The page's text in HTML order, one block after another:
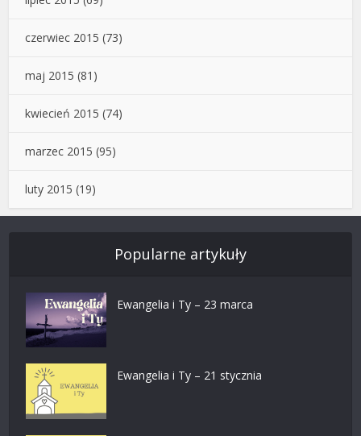
czerwiec 2015 (73)
maj 2015 (81)
kwiecień 2015 (74)
marzec 2015 (95)
luty 2015 (19)
Popularne artykuły
Ewangelia i Ty – 23 marca
Ewangelia i Ty – 21 stycznia